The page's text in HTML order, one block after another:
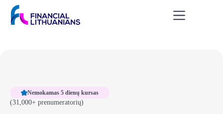
content
Nemokamas 5 dienų kursas
(31,000+ prenumeratorių)